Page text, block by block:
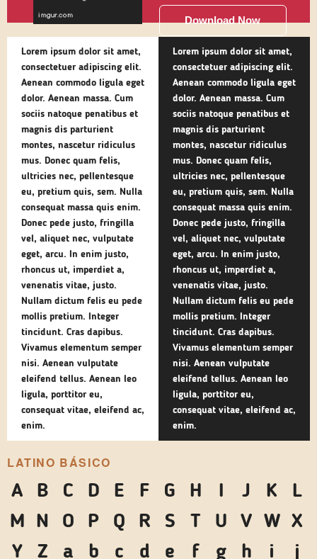
Download Now
Lorem ipsum dolor sit amet,
consectetuer adipiscing elit.
Aenean commodo ligula eget
dolor. Aenean massa. Cum
sociis natoque penatibus et
magnis dis parturient
montes, nascetur ridiculus
mus. Donec quam felis,
ultricies nec, pellentesque
eu, pretium quis, sem. Nulla
consequat massa quis enim.
Donec pede justo, fringilla
vel, aliquet nec, vulputate
eget, arcu. In enim justo,
rhoncus ut, imperdiet a,
venenatis vitae, justo.
Nullam dictum felis eu pede
mollis pretium. Integer
tincidunt. Cras dapibus.
Vivamus elementum semper
nisi. Aenean vulputate
eleifend tellus. Aenean leo
ligula, porttitor eu,
consequat vitae, eleifend ac,
enim.
Lorem ipsum dolor sit amet,
consectetuer adipiscing elit.
Aenean commodo ligula eget
dolor. Aenean massa. Cum
sociis natoque penatibus et
magnis dis parturient
montes, nascetur ridiculus
mus. Donec quam felis,
ultricies nec, pellentesque
eu, pretium quis, sem. Nulla
consequat massa quis enim.
Donec pede justo, fringilla
vel, aliquet nec, vulputate
eget, arcu. In enim justo,
rhoncus ut, imperdiet a,
venenatis vitae, justo.
Nullam dictum felis eu pede
mollis pretium. Integer
tincidunt. Cras dapibus.
Vivamus elementum semper
nisi. Aenean vulputate
eleifend tellus. Aenean leo
ligula, porttitor eu,
consequat vitae, eleifend ac,
enim.
LATINO BÁSICO
A B C D E F G H I J K
L
M
N O P Q R S T U V W X
Y
Z a b c d e f g h i j